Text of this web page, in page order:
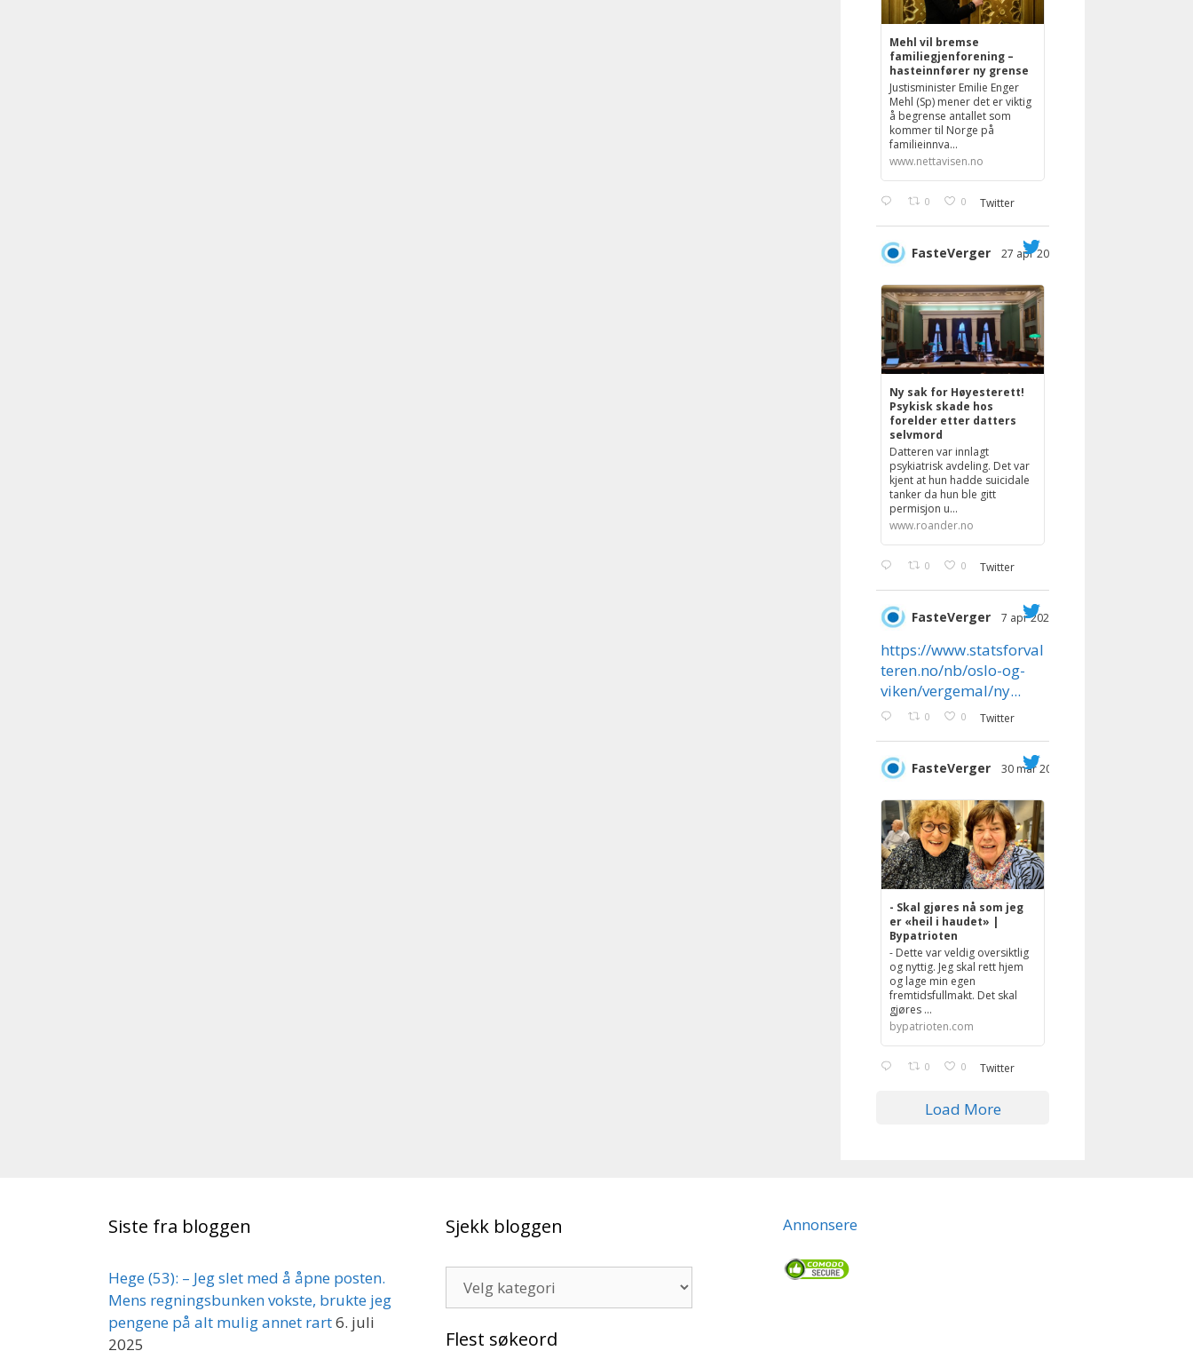
Mehl vil bremse
familiegjenforening –
hasteinnfører ny grense
Justisminister Emilie Enger
Mehl (Sp) mener det er viktig
å begrense antallet som
kommer til Norge på
familieinnva...
www.nettavisen.no
0 0 Twitter
FasteVerger 27 apr 2023
Ny sak for Høyesterett!
Psykisk skade hos
forelder etter datters
selvmord
Datteren var innlagt
psykiatrisk avdeling. Det var
kjent at hun hadde suicidale
tanker da hun ble gitt
permisjon u...
www.roander.no
0 0 Twitter
;
FasteVerger 7 apr 2023
https://www.statsforval
teren.no/nb/oslo-og-
viken/vergemal/ny...
0 0 Twitter
FasteVerger 30 mar 2023
- Skal gjøres nå som jeg
er «heil i haudet» |
Bypatrioten
- Dette var veldig oversiktlig
og nyttig. Jeg skal rett hjem
og lage min egen
fremtidsfullmakt. Det skal
gjøres ...
bypatrioten.com
0 0 Twitter
Load More
Siste fra bloggen
Hege (53): – Jeg slet med å åpne posten.
Mens regningsbunken vokste, brukte jeg
pengene på alt mulig annet rart6. juli
2025
Sjekk bloggen
bloggen
Flest søkeord
Annonsere